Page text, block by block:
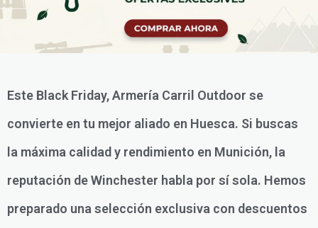
Este Black Friday, Armería Carril Outdoor se
convierte en tu mejor aliado en Huesca. Si buscas
la máxima calidad y rendimiento en Munición, la
reputación de Winchester habla por sí sola. Hemos
preparado una selección exclusiva con descuentos